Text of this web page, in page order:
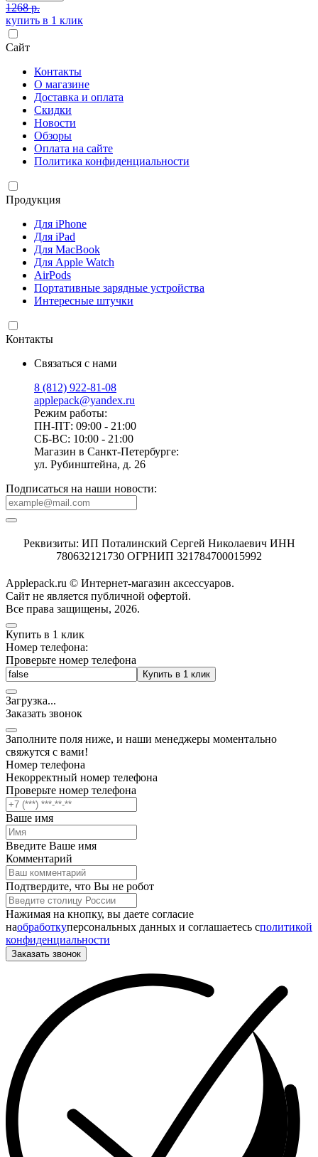
1268 р.
купить в 1 клик
Сайт
Контакты
О магазине
Доставка и оплата
Скидки
Новости
Обзоры
Оплата на сайте
Политика конфиденциальности
Продукция
Для iPhone
Для iPad
Для MacBook
Для Apple Watch
AirPods
Портативные зарядные устройства
Интересные штучки
Контакты
Связаться с нами
8 (812) 922-81-08
applepack@yandex.ru
Режим работы:
ПН-ПТ: 09:00 - 21:00
СБ-ВС: 10:00 - 21:00
Магазин в Санкт-Петербурге:
ул. Рубинштейна, д. 26
Подписаться на наши новости:
Реквизиты: ИП Поталинский Сергей Николаевич ИНН
780632121730 ОГРНИП 321784700015992
Applepack.ru © Интернет-магазин аксессуаров.
Cайт не является публичной офертой.
Все права защищены, 2026.
Купить в 1 клик
Номер телефона:
Проверьте номер телефона
Купить в 1 клик
Загрузка...
Заказать звонок
Заполните поля ниже, и наши менеджеры моментально
свяжутся с вами!
Номер телефона
Некорректный номер телефона
Проверьте номер телефона
Ваше имя
Введите Ваше имя
Комментарий
Подтвердите, что Вы не робот
Нажимая на кнопку, вы даете согласие
наобработкуперсональных данных и соглашаетесь cполитикой
конфиденциальности
Заказать звонок